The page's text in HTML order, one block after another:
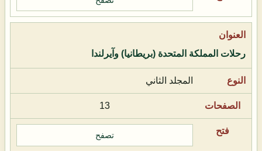
رحلات المملكة المتحدة (بريطانيا) وآيرلندا
المجلد الثاني
13
تصفح